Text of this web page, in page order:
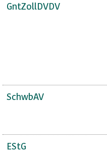
GntZollDVDV
SchwbAV
EStG